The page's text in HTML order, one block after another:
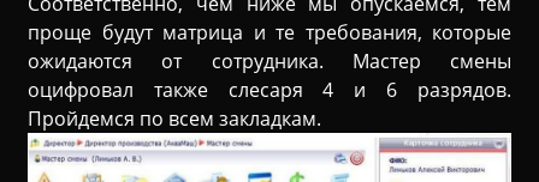
проще будут матрица и те требования, которые
ожидаются от сотрудника. Мастер смены
оцифровал также слесаря 4 и 6 разрядов.
Пройдемся по всем закладкам.